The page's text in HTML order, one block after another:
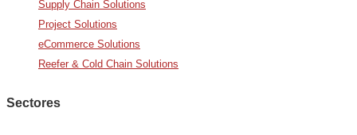
Supply Chain Solutions
Project Solutions
eCommerce Solutions
Reefer & Cold Chain Solutions
Sectores